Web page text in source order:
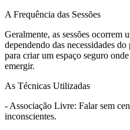
A Frequência das Sessões
Geralmente, as sessões ocorrem
dependendo das necessidades
para criar um espaço seguro
emergir.
As Técnicas Utilizadas
- Associação Livre: Falar sem
inconscientes.